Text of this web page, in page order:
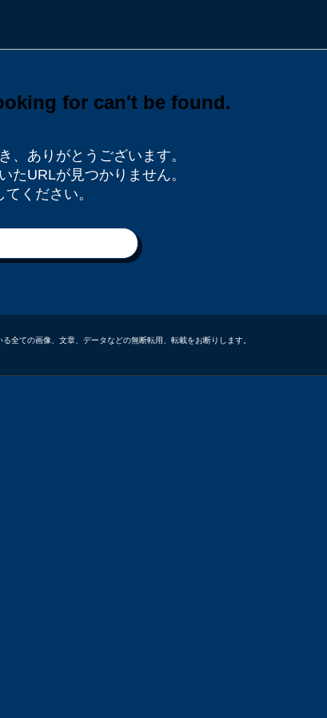
、 ありがとうございます。
たURLが見つかりません。
ください。
ての画像、文章、データなどの無断転用、転載をお断りします。